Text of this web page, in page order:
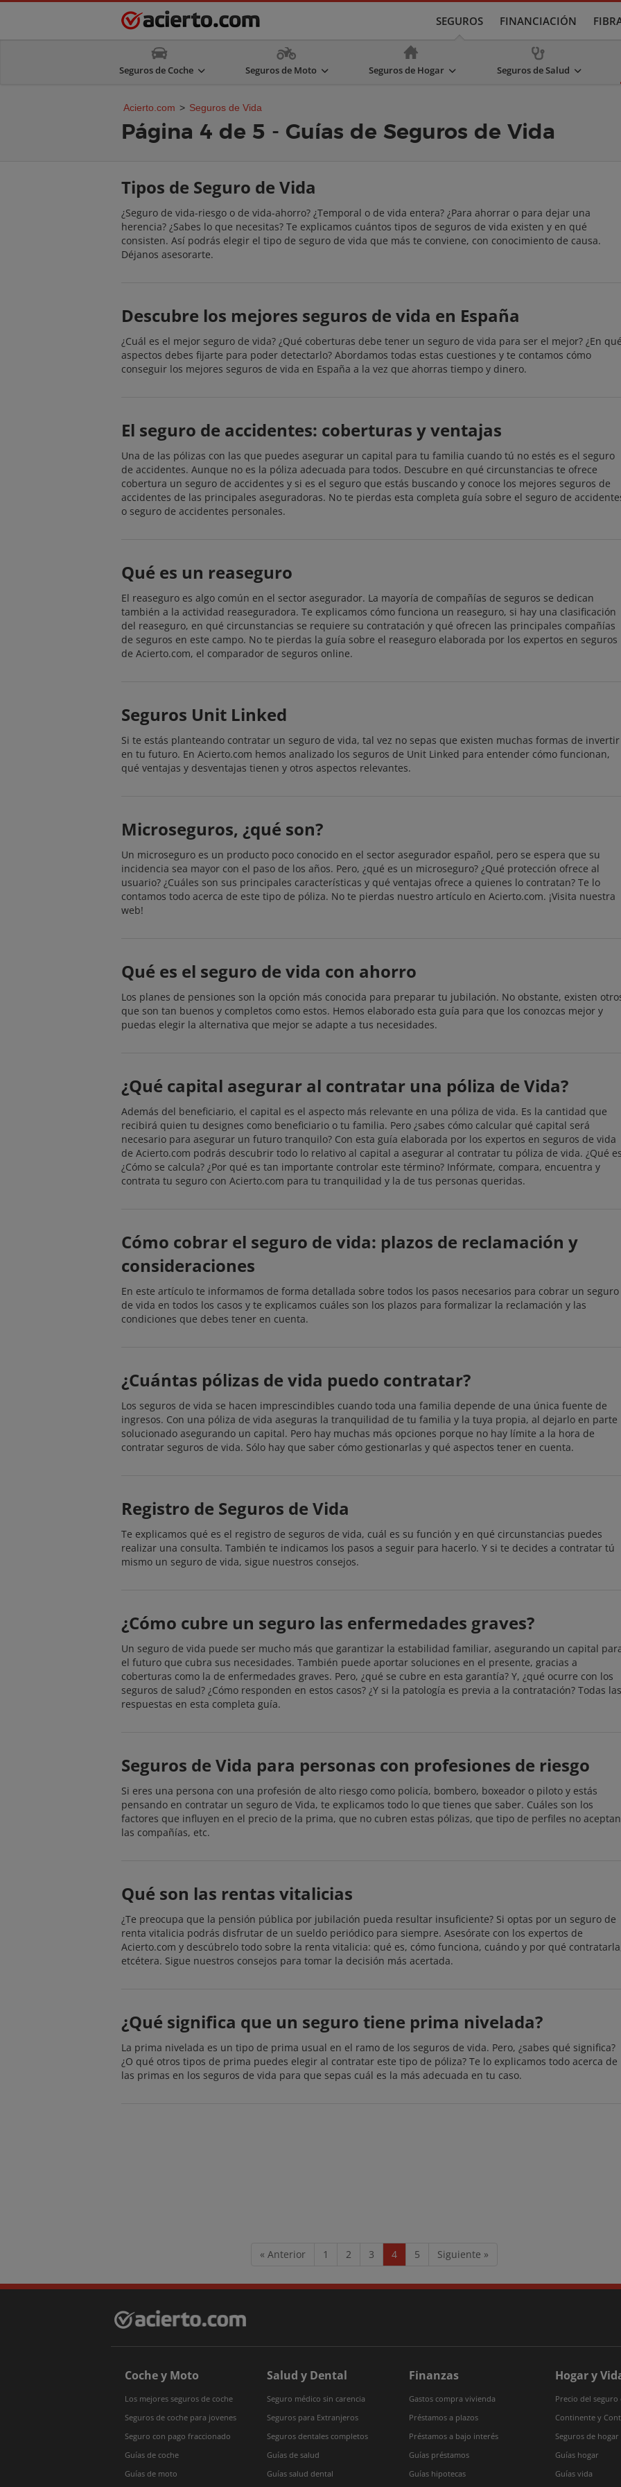
SEGUROS FINANCIACIÓN
Seguros de Coche Seguros de Moto Seguros de Hogar Seguros de Salud
Acierto.com > Seguros de Vida
Página 4 de 5 - Guías de Seguros de Vida
Tipos de Seguro de Vida
¿Seguro de vida-riesgo o de vida-ahorro? ¿Temporal o de vida entera? ¿Para ahorrar o para dejar una
herencia? ¿Sabes lo que necesitas? Te explicamos cuántos tipos de seguros de vida existen y en qué
consisten. Así podrás elegir el tipo de seguro de vida que más te conviene, con conocimiento de causa.
Déjanos asesorarte.
Descubre los mejores seguros de vida en España
¿Cuál es el mejor seguro de vida? ¿Qué coberturas debe tener un seguro de vida para ser el mejor? ¿En
aspectos debes fijarte para poder detectarlo? Abordamos todas estas cuestiones y te contamos cómo
conseguir los mejores seguros de vida en España a la vez que ahorras tiempo y dinero.
El seguro de accidentes: coberturas y ventajas
Una de las pólizas con las que puedes asegurar un capital para tu familia cuando tú no estés es el seguro
de accidentes. Aunque no es la póliza adecuada para todos. Descubre en qué circunstancias te ofrece
cobertura un seguro de accidentes y si es el seguro que estás buscando y conoce los mejores seguros de
accidentes de las principales aseguradoras. No te pierdas esta completa guía sobre el seguro de
o seguro de accidentes personales.
Qué es un reaseguro
El reaseguro es algo común en el sector asegurador. La mayoría de compañías de seguros se dedican
también a la actividad reaseguradora. Te explicamos cómo funciona un reaseguro, si hay una clasificación
del reaseguro, en qué circunstancias se requiere su contratación y qué ofrecen las principales compañías
de seguros en este campo. No te pierdas la guía sobre el reaseguro elaborada por los expertos en seguros
de Acierto.com, el comparador de seguros online.
Seguros Unit Linked
Si te estás planteando contratar un seguro de vida, tal vez no sepas que existen muchas formas de invertir
en tu futuro. En Acierto.com hemos analizado los seguros de Unit Linked para entender cómo funcionan,
qué ventajas y desventajas tienen y otros aspectos relevantes.
Microseguros, ¿qué son?
Un microseguro es un producto poco conocido en el sector asegurador español, pero se espera que su
incidencia sea mayor con el paso de los años. Pero, ¿qué es un microseguro? ¿Qué protección ofrece al
usuario? ¿Cuáles son sus principales características y qué ventajas ofrece a quienes lo contratan? Te lo
contamos todo acerca de este tipo de póliza. No te pierdas nuestro artículo en Acierto.com. ¡Visita nuestra
web!
Qué es el seguro de vida con ahorro
Los planes de pensiones son la opción más conocida para preparar tu jubilación. No obstante, existen
que son tan buenos y completos como estos. Hemos elaborado esta guía para que los conozcas mejor y
puedas elegir la alternativa que mejor se adapte a tus necesidades.
¿Qué capital asegurar al contratar una póliza de Vida?
Además del beneficiario, el capital es el aspecto más relevante en una póliza de vida. Es la cantidad que
recibirá quien tu designes como beneficiario o tu familia. Pero ¿sabes cómo calcular qué capital será
necesario para asegurar un futuro tranquilo? Con esta guía elaborada por los expertos en seguros de vida
de Acierto.com podrás descubrir todo lo relativo al capital a asegurar al contratar tu póliza de vida. ¿Qué
¿Cómo se calcula? ¿Por qué es tan importante controlar este término? Infórmate, compara, encuentra y
contrata tu seguro con Acierto.com para tu tranquilidad y la de tus personas queridas.
Cómo cobrar el seguro de vida: plazos de reclamación y
consideraciones
En este artículo te informamos de forma detallada sobre todos los pasos necesarios para cobrar un seguro
de vida en todos los casos y te explicamos cuáles son los plazos para formalizar la reclamación y las
condiciones que debes tener en cuenta.
¿Cuántas pólizas de vida puedo contratar?
Los seguros de vida se hacen imprescindibles cuando toda una familia depende de una única fuente de
ingresos. Con una póliza de vida aseguras la tranquilidad de tu familia y la tuya propia, al dejarlo en parte
solucionado asegurando un capital. Pero hay muchas más opciones porque no hay límite a la hora de
contratar seguros de vida. Sólo hay que saber cómo gestionarlas y qué aspectos tener en cuenta.
Registro de Seguros de Vida
Te explicamos qué es el registro de seguros de vida, cuál es su función y en qué circunstancias puedes
realizar una consulta. También te indicamos los pasos a seguir para hacerlo. Y si te decides a contratar tú
mismo un seguro de vida, sigue nuestros consejos.
¿Cómo cubre un seguro las enfermedades graves?
Un seguro de vida puede ser mucho más que garantizar la estabilidad familiar, asegurando un capital
el futuro que cubra sus necesidades. También puede aportar soluciones en el presente, gracias a
coberturas como la de enfermedades graves. Pero, ¿qué se cubre en esta garantía? Y, ¿qué ocurre con los
seguros de salud? ¿Cómo responden en estos casos? ¿Y si la patología es previa a la contratación? Todas las
respuestas en esta completa guía.
Seguros de Vida para personas con profesiones de riesgo
Si eres una persona con una profesión de alto riesgo como policía, bombero, boxeador o piloto y estás
pensando en contratar un seguro de Vida, te explicamos todo lo que tienes que saber. Cuáles son los
factores que influyen en el precio de la prima, que no cubren estas pólizas, que tipo de perfiles no aceptan
las compañías, etc.
Qué son las rentas vitalicias
¿Te preocupa que la pensión pública por jubilación pueda resultar insuficiente? Si optas por un seguro de
renta vitalicia podrás disfrutar de un sueldo periódico para siempre. Asesórate con los expertos de
Acierto.com y descúbrelo todo sobre la renta vitalicia: qué es, cómo funciona, cuándo y por qué
etcétera. Sigue nuestros consejos para tomar la decisión más acertada.
¿Qué significa que un seguro tiene prima nivelada?
La prima nivelada es un tipo de prima usual en el ramo de los seguros de vida. Pero, ¿sabes qué significa?
¿O qué otros tipos de prima puedes elegir al contratar este tipo de póliza? Te lo explicamos todo acerca de
las primas en los seguros de vida para que sepas cuál es la más adecuada en tu caso.
« Anterior 1 2 3 4 5 Siguiente »
Coche y Moto
Los mejores seguros de coche
Seguros de coche para jovenes
Seguro con pago fraccionado
Guías de coche
Guías de moto
Salud y Dental
Seguro médico sin carencia
Seguros para Extranjeros
Seguros dentales completos
Guías de salud
Guías salud dental
Finanzas
Gastos compra vivienda
Préstamos a plazos
Préstamos a bajo interés
Guías préstamos
Guías hipotecas
Hogar y
Precio del seguro
Continente y
Seguros de
Guías hogar
Guías vida